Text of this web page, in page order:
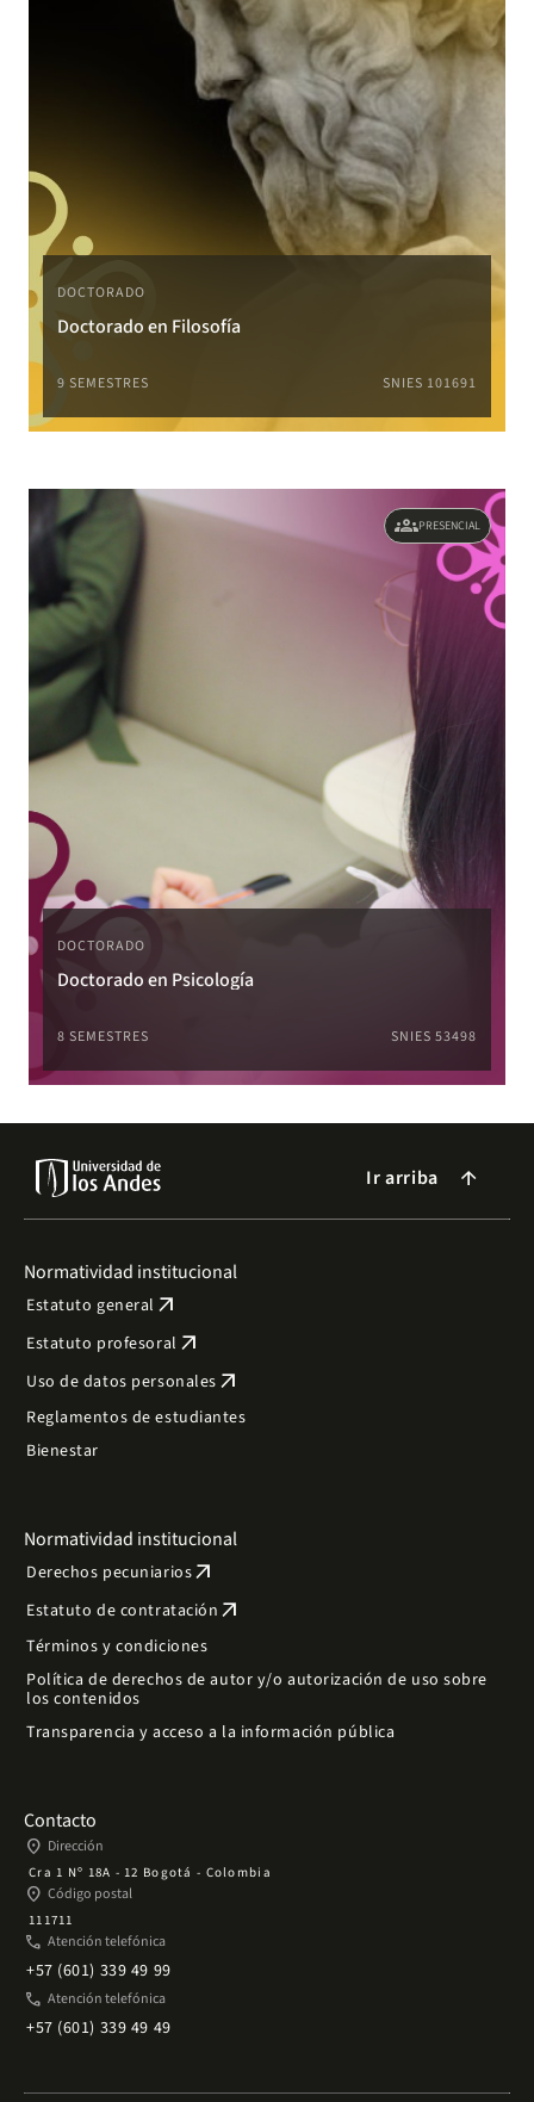
DOCTORADO
Doctorado en Filosofía
9 SEMESTRES SNIES 101691
groupsPRESENCIAL
DOCTORADO
Doctorado en Psicología
8 SEMESTRES SNIES 53498
Ir arriba arrow_forward
Normatividad institucional
Estatuto general arrow_outward
Estatuto profesoral arrow_outward
Uso de datos personales arrow_outward
Reglamentos de estudiantes
Bienestar
Normatividad institucional
Derechos pecuniariosarrow_outward
Estatuto de contratación arrow_outward
Términos y condiciones
Política de derechos de autor y/o autorización de uso sobre
los contenidos
Transparencia y acceso a la información pública
Contacto
place Dirección
Cra 1 Nº 18A - 12 Bogotá - Colombia
place Código postal
111711
phone Atención telefónica
+57 (601) 339 49 99
phone Atención telefónica
+57 (601) 339 49 49